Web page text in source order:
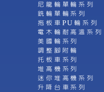
尼龍輪單輪系列
銑輪單輪系列
拖板車PU輪系列
電木輪耐高溫系列
美國輪系列
調整腳附輪
托板車系列
堆高機系列
迷你堆高機系列
升降台車系列